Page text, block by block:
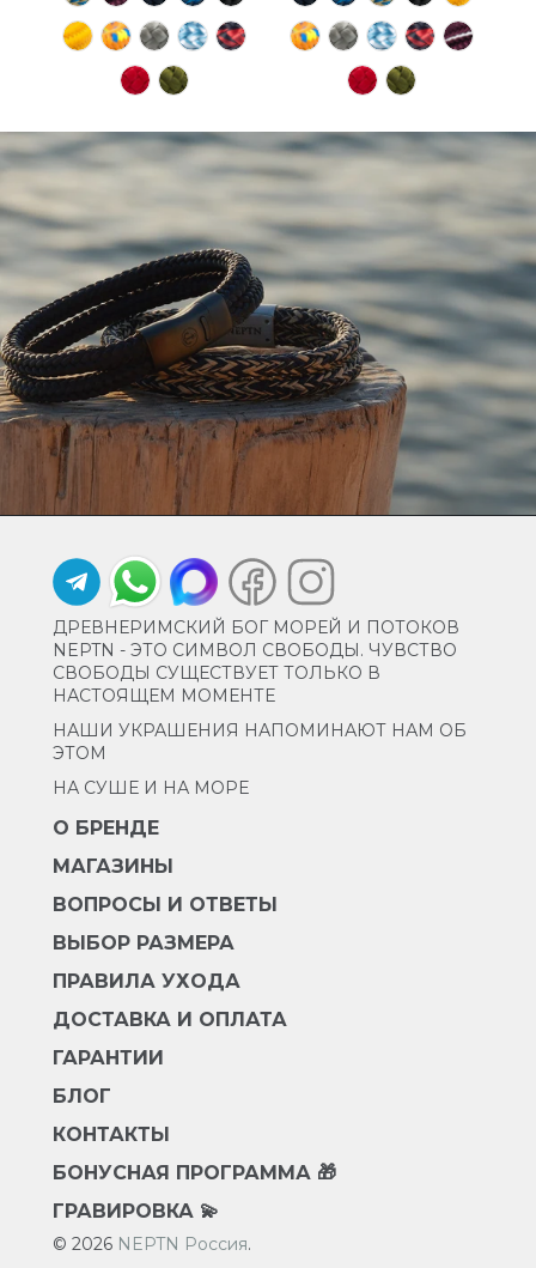
ДРЕВНЕРИМСКИЙ БОГ МОРЕЙ И ПОТОКОВ
NEPTN - ЭТО СИМВОЛ СВОБОДЫ. ЧУВСТВО
СВОБОДЫ СУЩЕСТВУЕТ ТОЛЬКО В
НАСТОЯЩЕМ МОМЕНТЕ
НАШИ УКРАШЕНИЯ НАПОМИНАЮТ НАМ ОБ
ЭТОМ
НА СУШЕ И НА МОРЕ
О БРЕНДЕ
МАГАЗИНЫ
ВОПРОСЫ И ОТВЕТЫ
ВЫБОР РАЗМЕРА
ПРАВИЛА УХОДА
ДОСТАВКА И ОПЛАТА
ГАРАНТИИ
БЛОГ
КОНТАКТЫ
БОНУСНАЯ ПРОГРАММА 🎁
ГРАВИРОВКА 💫
© 2026 NEPTN Россия.